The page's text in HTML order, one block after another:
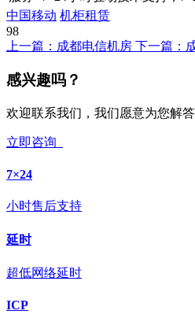
中国移动 机柜租赁
98
上一篇： 成都电信机房 下一篇：
感兴趣吗？
欢迎联系我们，我们愿意为您解
立即咨询
7×24
小时售后支持
延时
超低网络延时
ICP